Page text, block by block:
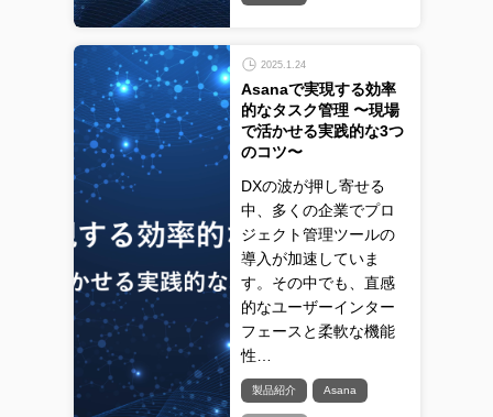
2025.1.24
Asanaで実現する効率
的なタスク管理 〜現場
で活かせる実践的な3つ
のコツ〜
DXの波が押し寄せる
中、多くの企業でプロ
ジェクト管理ツールの
導入が加速していま
す。その中でも、直感
的なユーザーインター
フェースと柔軟な機能
性…
製品紹介 Asana